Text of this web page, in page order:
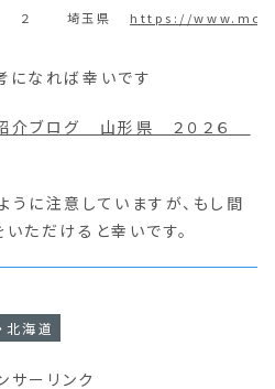
２ 埼玉県 https://
になれば幸いです
介ブログ 山形県 ２０２６
に注意していますが、もし間
ただけると幸いです。
北海道
サーリンク